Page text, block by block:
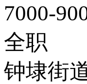
7000-
全职
钟埭街